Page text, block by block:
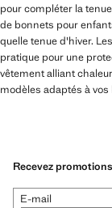
pour compléter la
de bonnets pour
quelle tenue d'hiver.
pratique pour une
vêtement alliant
modèles adaptés à
Recevez
E-mail